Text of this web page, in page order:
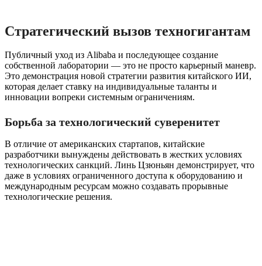
Стратегический вызов техногигантам
Публичный уход из Alibaba и последующее создание
собственной лаборатории — это не просто карьерный маневр.
Это демонстрация новой стратегии развития китайского ИИ,
которая делает ставку на индивидуальные таланты и
инновации вопреки системным ограничениям.
Борьба за технологический суверенитет
В отличие от американских стартапов, китайские
разработчики вынуждены действовать в жестких условиях
технологических санкций. Линь Цзюньян демонстрирует, что
даже в условиях ограниченного доступа к оборудованию и
международным ресурсам можно создавать прорывные
технологические решения.